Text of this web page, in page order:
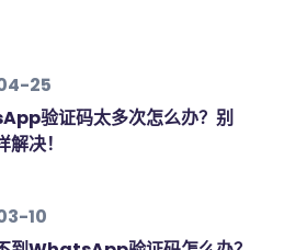
25
验证码太多次怎么办？别
决！
10